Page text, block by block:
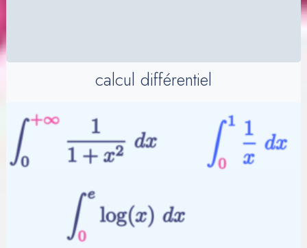
calcul différentiel